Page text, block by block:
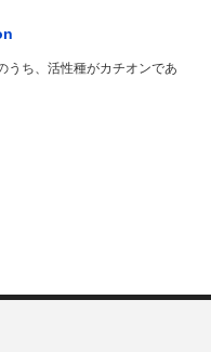
うち、活性種がカチオンであ